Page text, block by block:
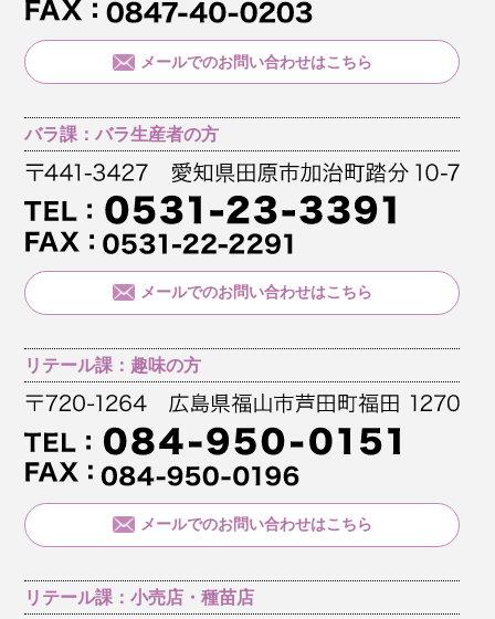
メールでのお問い合わせはこちら
バラ課：バラ生産者の方
メールでのお問い合わせはこちら
リテール課：趣味の方
メールでのお問い合わせはこちら
リテール課：小売店・種苗店